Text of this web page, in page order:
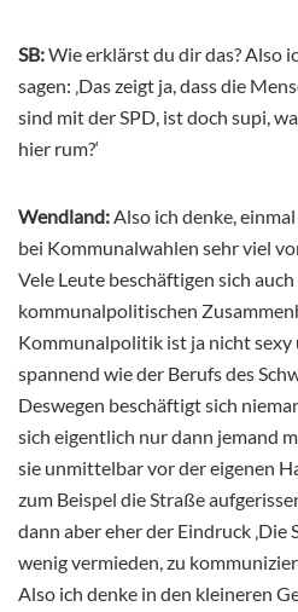
SB:Wie erklärst du dir das? Also
sagen: ‚Das zeigt ja, dass die
sind mit der SPD, ist doch supi,
hier rum?‘
Wendland:Also ich denke,
bei Kommunalwahlen sehr viel
Vele Leute beschäftigen sich
kommunalpolitischen
Kommunalpolitik ist ja nicht sexy
spannend wie der Berufs des
Deswegen beschäftigt sich
sich eigentlich nur dann jemand
sie unmittelbar vor der eigenen
zum Beispel die Straße
dann aber eher der Eindruck ‚Die
wenig vermieden, zu
Also ich denke in den kleineren